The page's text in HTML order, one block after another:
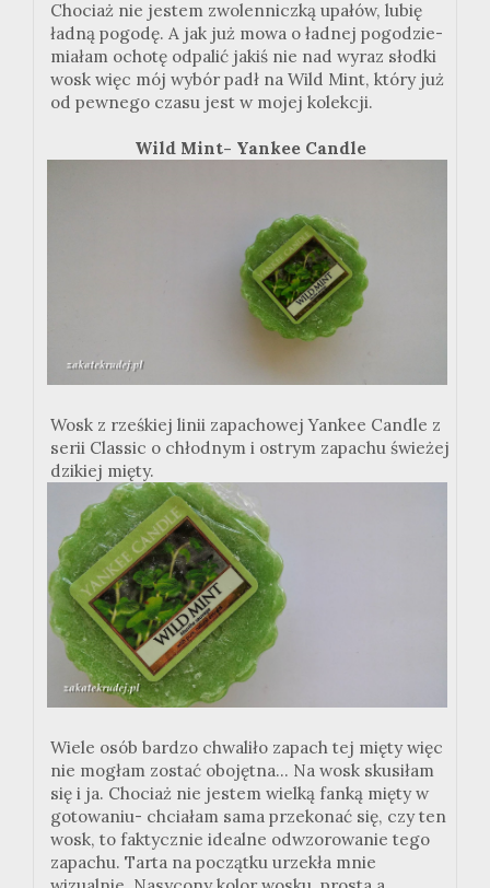
Chociaż nie jestem zwolenniczką upałów, lubię
ładną pogodę. A jak już mowa o ładnej pogodzie-
miałam ochotę odpalić jakiś nie nad wyraz słodki
wosk więc mój wybór padł na Wild Mint, który już
od pewnego czasu jest w mojej kolekcji.
Wild Mint- Yankee Candle
Wosk z rześkiej linii zapachowej Yankee Candle z
serii Classic o chłodnym i ostrym zapachu świeżej
dzikiej mięty.
Wiele osób bardzo chwaliło zapach tej mięty więc
nie mogłam zostać obojętna... Na wosk skusiłam
się i ja. Chociaż nie jestem wielką fanką mięty w
gotowaniu- chciałam sama przekonać się, czy ten
wosk, to faktycznie idealne odwzorowanie tego
zapachu. Tarta na początku urzekła mnie